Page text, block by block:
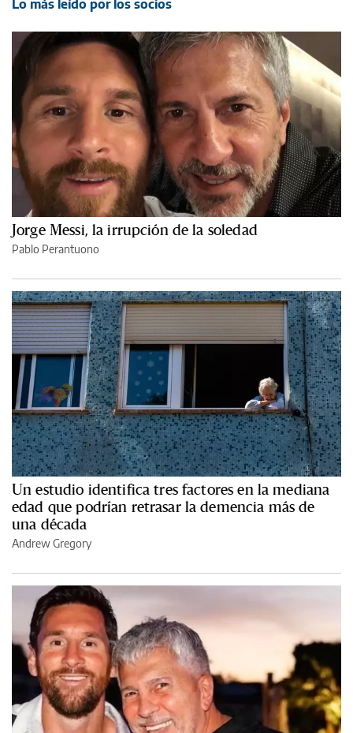
Lo más leído por los socios
Jorge Messi, la irrupción de la soledad
Pablo Perantuono
Un estudio identifica tres factores en la mediana
edad que podrían retrasar la demencia más de
una década
Andrew Gregory